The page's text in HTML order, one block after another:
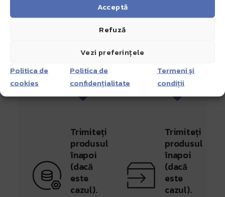
Acceptă
Refuză
Vezi preferințele
Politica de
cookies
Politica de
confidențialitate
Termeni și
condiții
reparații,
înlocuiri
„flyaway”
sau
întreținere*.
Trimiteți
produsul
înapoi
(dacă
este
cazul).
întreținere*.
Trimiteți
produsul
înapoi
(dacă
este
cazul).